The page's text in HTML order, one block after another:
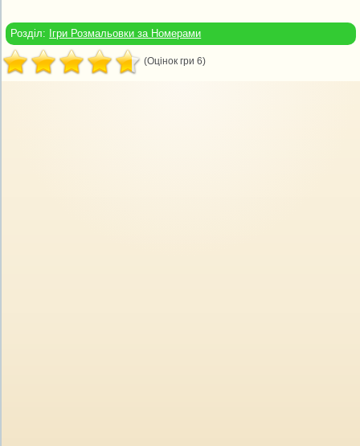
Розділ: Ігри Розмальовки за Номерами
(Оцінок гри 6)